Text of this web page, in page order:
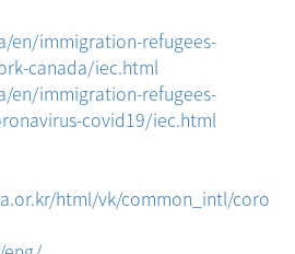
en/immigration-refugees-
canada/iec.html
en/immigration-refugees-
covid19/iec.html
html/vk/common_intl/coro